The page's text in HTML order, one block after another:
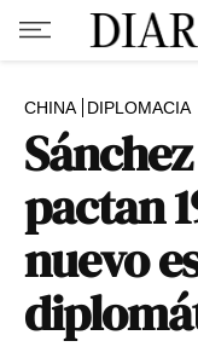
CHINA DIPLOMACIA
pactan
nuevo